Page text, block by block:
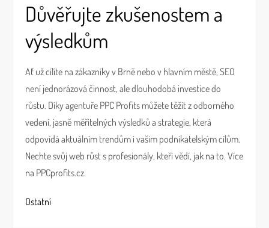
Důvěřujte zkušenostem a
výsledkům
Ať už cílíte na zákazníky v Brně nebo v hlavním městě, SEO
není jednorázová činnost, ale dlouhodobá investice do
růstu. Díky agentuře PPC Profits můžete těžit z odborného
vedení, jasně měřitelných výsledků a strategie, která
odpovídá aktuálním trendům i vašim podnikatelským cílům.
Nechte svůj web růst s profesionály, kteří vědí, jak na to. Více
na PPCprofits.cz.
Ostatní